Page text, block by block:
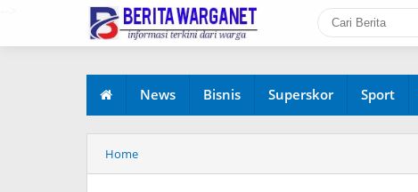
News Bisnis Superskor Sport
Home